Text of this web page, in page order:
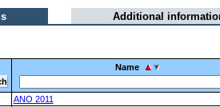
Additional
Name
ANO 2011